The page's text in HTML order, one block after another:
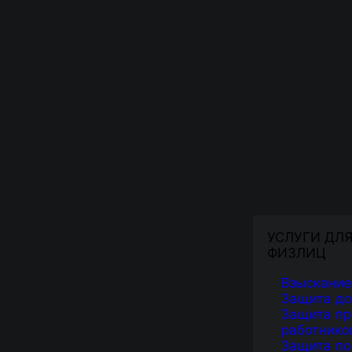
УСЛУГИ ДЛЯ
ФИЗЛИЦ
Защита
Защита
Защита по